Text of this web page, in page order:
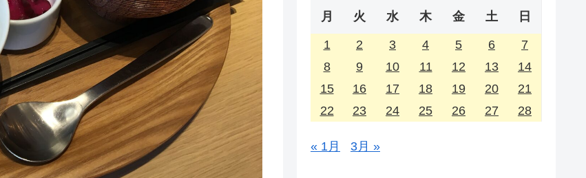
月 火 水 木 金 土 日
1 2 3 4 5 6
7
8
9 10 11 12 13
14
15
16 17 18 19 20
21
22
23 24 25 26 27 28
« 1月 3月 »